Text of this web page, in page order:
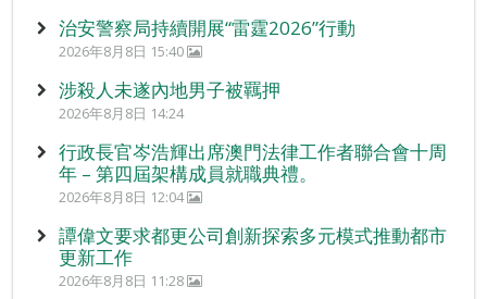
治安警察局持續開展“雷霆2026”行動
2026年8月8日 15:40
涉殺人未遂內地男子被羈押
2026年8月8日 14:24
行政長官岑浩輝出席澳門法律工作者聯合會十周
年 – 第四屆架構成員就職典禮。
2026年8月8日 12:04
譚偉文要求都更公司創新探索多元模式推動都市
更新工作
2026年8月8日 11:28